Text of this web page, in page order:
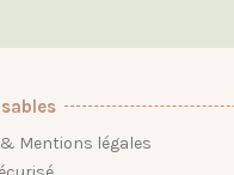
& Mentions légales